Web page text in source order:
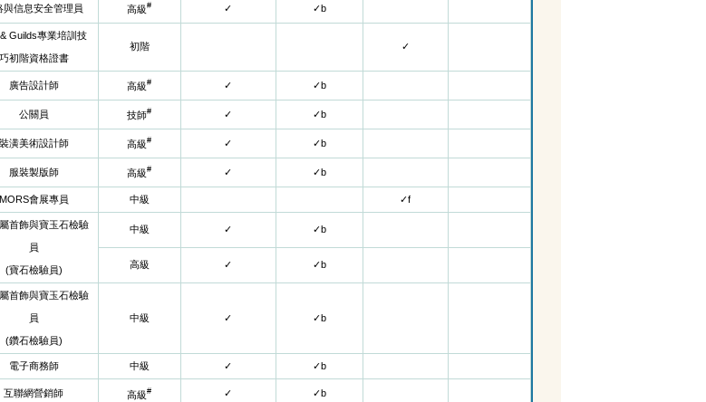
與信息安全管理員 高級# ✓ ✓b
Guilds專業培訓技
巧初階資格證書
初階 ✓
廣告設計師 高級# ✓ ✓b
公關員 技師# ✓ ✓b
裝潢美術設計師 高級# ✓ ✓b
服裝製版師 高級# ✓ ✓b
MORS會展專員 中級 ✓f
首飾與寶玉石檢驗
員
(寶石檢驗員)
中級 ✓ ✓b
高級 ✓ ✓b
首飾與寶玉石檢驗
員
(鑽石檢驗員)
中級 ✓ ✓b
電子商務師 中級 ✓ ✓b
互聯網營銷師 高級# ✓ ✓b